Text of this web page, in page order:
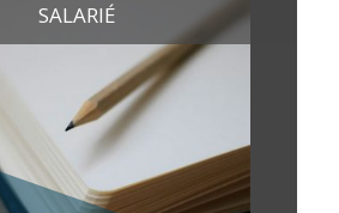
SALARIÉ